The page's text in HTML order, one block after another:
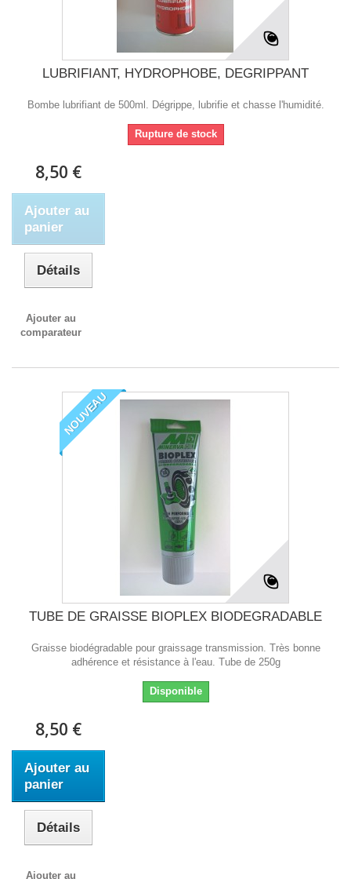
LUBRIFIANT, HYDROPHOBE, DEGRIPPANT
Bombe lubrifiant de 500ml. Dégrippe, lubrifie et chasse l'humidité.
Rupture de stock
8,50 €
Ajouter au
panier
Détails
Ajouter au
comparateur
NOUVEAU
TUBE DE GRAISSE BIOPLEX BIODEGRADABLE
Graisse biodégradable pour graissage transmission. Très bonne
adhérence et résistance à l'eau. Tube de 250g
Disponible
8,50 €
Ajouter au
panier
Détails
Ajouter au